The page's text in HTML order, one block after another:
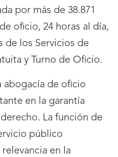
por más de 38.871
oficio, 24 horas al día,
de los Servicios de
y Turno de Oficio.
abogacía de oficio
en la garantía
La función de
público
en la